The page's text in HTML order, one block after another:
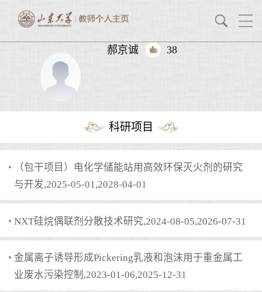
郝京诚 38
科研项目
（包干项目）电化学储能站用高效环保灭火剂的研究
与开发,2025-05-01,2028-04-01
NXT硅烷偶联剂分散技术研究,2024-08-05,2026-07-31
金属离子诱导形成Pickering乳液和泡沫用于重金属工
业废水污染控制,2023-01-06,2025-12-31